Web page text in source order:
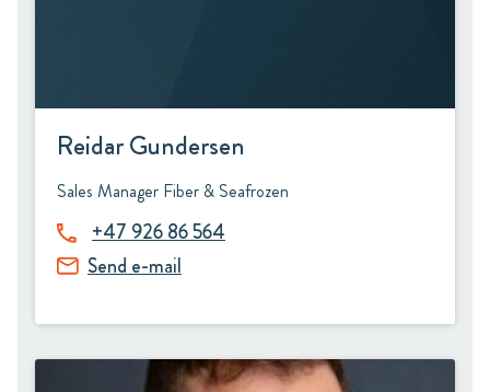
Reidar Gundersen
Sales Manager Fiber & Seafrozen
+47 926 86 564
Send e-mail